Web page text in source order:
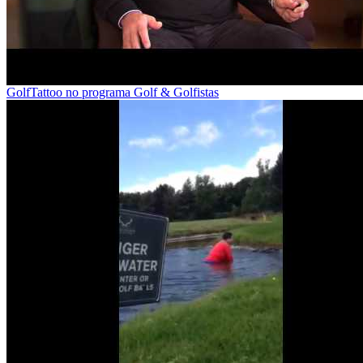
GolfTattoo no programa Golf & Golfistas